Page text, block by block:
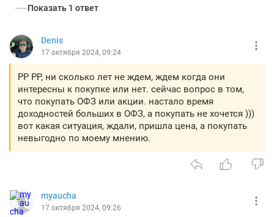
Показать 1 ответ
Denis
17 октября 2024, 09:24
PP PP, ни сколько лет не ждем, ждем когда они
интересны к покупке или нет. сейчас вопрос в том,
что покупать ОФЗ или акции. настало время
доходностей больших в ОФЗ, а покупать не хочется )))
вот какая ситуация, ждали, пришла цена, а покупать
невыгодно по моему мнению.
myaucha
17 октября 2024, 09:26